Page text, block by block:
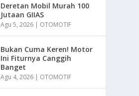
Deretan Mobil Murah 100
Jutaan GIIAS
Agu 5, 2026 | OTOMOTIF
Bukan Cuma Keren! Motor
Ini Fiturnya Canggih
Banget
Agu 4, 2026 | OTOMOTIF